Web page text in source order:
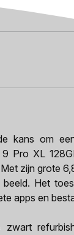
kans om
Pro XL
zijn grote
Het
apps en